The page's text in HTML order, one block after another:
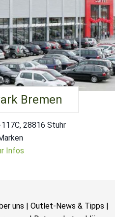
Bremen
28816 Stuhr
Infos
uns | Outlet-News & Tipps |